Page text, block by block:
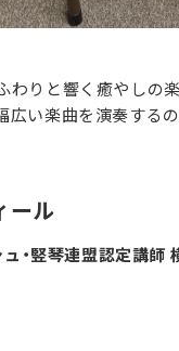
わりと響く癒やしの
広い楽曲を演奏する
ール
・竪琴連盟認定講師